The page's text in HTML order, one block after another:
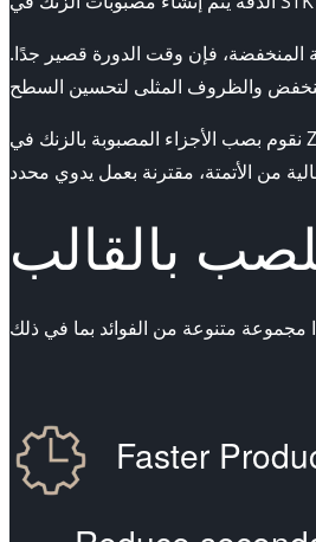
المنخفضة، فإن وقت الدورة قصير جدًا.
نقوم بصب الأجزاء المصبوبة بالزنك في Zamak 5 (Z410) من 3 إلى 1000 جرام تقريبًا من وزن الطلقة على الآلات عالية السرعة بقوة إغلاق 7 طن وآلات الصب التقليدية بقوة إغلاق من 20 إلى 200 طن ودرجة
بالقالب
Faster